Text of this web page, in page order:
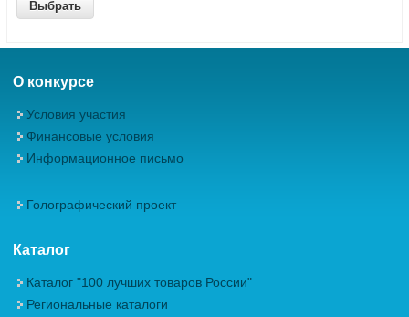
О конкурсе
Условия участия
Финансовые условия
Информационное письмо
Голографический проект
Каталог
Каталог "100 лучших товаров России"
Региональные каталоги